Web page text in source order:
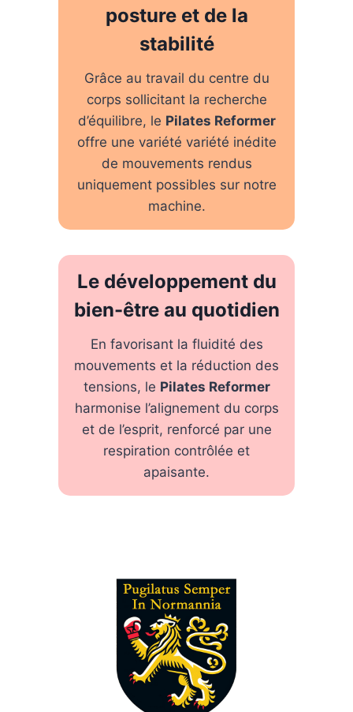
posture et de la
stabilité
Grâce au travail du centre du
corps sollicitant la recherche
d’équilibre, le Pilates Reformer
offre une variété variété inédite
de mouvements rendus
uniquement possibles sur notre
machine.
Le développement du
bien-être au quotidien
En favorisant la fluidité des
mouvements et la réduction des
tensions, le Pilates Reformer
harmonise l’alignement du corps
et de l’esprit, renforcé par une
respiration contrôlée et
apaisante.